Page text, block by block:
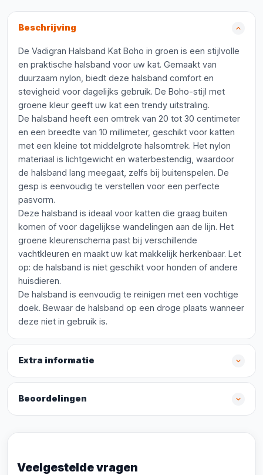
Beschrijving
De Vadigran Halsband Kat Boho in groen is een stijlvolle
en praktische halsband voor uw kat. Gemaakt van
duurzaam nylon, biedt deze halsband comfort en
stevigheid voor dagelijks gebruik. De Boho-stijl met
groene kleur geeft uw kat een trendy uitstraling.
De halsband heeft een omtrek van 20 tot 30 centimeter
en een breedte van 10 millimeter, geschikt voor katten
met een kleine tot middelgrote halsomtrek. Het nylon
materiaal is lichtgewicht en waterbestendig, waardoor
de halsband lang meegaat, zelfs bij buitenspelen. De
gesp is eenvoudig te verstellen voor een perfecte
pasvorm.
Deze halsband is ideaal voor katten die graag buiten
komen of voor dagelijkse wandelingen aan de lijn. Het
groene kleurenschema past bij verschillende
vachtkleuren en maakt uw kat makkelijk herkenbaar. Let
op: de halsband is niet geschikt voor honden of andere
huisdieren.
De halsband is eenvoudig te reinigen met een vochtige
doek. Bewaar de halsband op een droge plaats wanneer
deze niet in gebruik is.
Extra informatie
Beoordelingen
Veelgestelde vragen